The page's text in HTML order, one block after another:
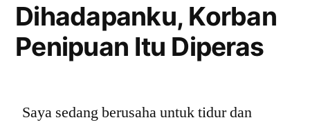
Dihadapanku, Korban
Penipuan Itu Diperas
Saya sedang berusaha untuk tidur dan